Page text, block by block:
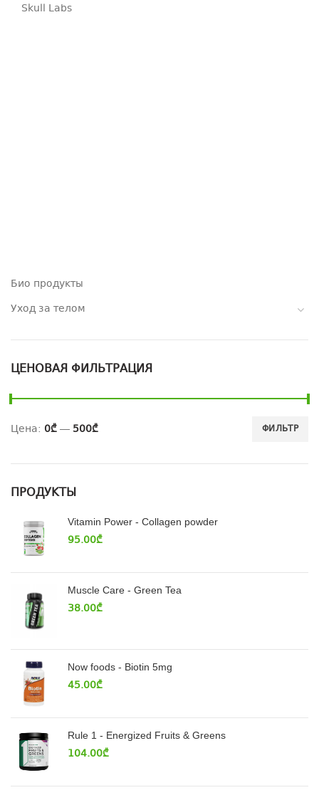
Skull Labs
Био продукты
Уход за телом
ЦЕНОВАЯ ФИЛЬТРАЦИЯ
ФИЛЬТР
Цена: 0₾— 500₾
ПРОДУКТЫ
Vitamin Power - Collagen powder
95.00₾
Muscle Care - Green Tea
38.00₾
Now foods - Biotin 5mg
45.00₾
Rule 1 - Energized Fruits & Greens
104.00₾